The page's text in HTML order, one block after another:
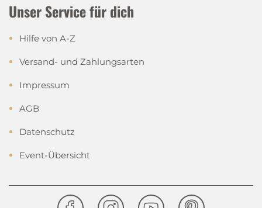
Unser Service für dich
Hilfe von A-Z
Versand- und Zahlungsarten
Impressum
AGB
Datenschutz
Event-Übersicht